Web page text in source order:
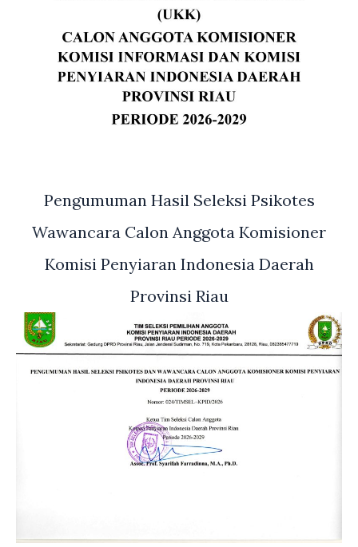
Pengumuman Hasil Seleksi Psikotes
Wawancara Calon Anggota Komisioner
Komisi Penyiaran Indonesia Daerah
Provinsi Riau